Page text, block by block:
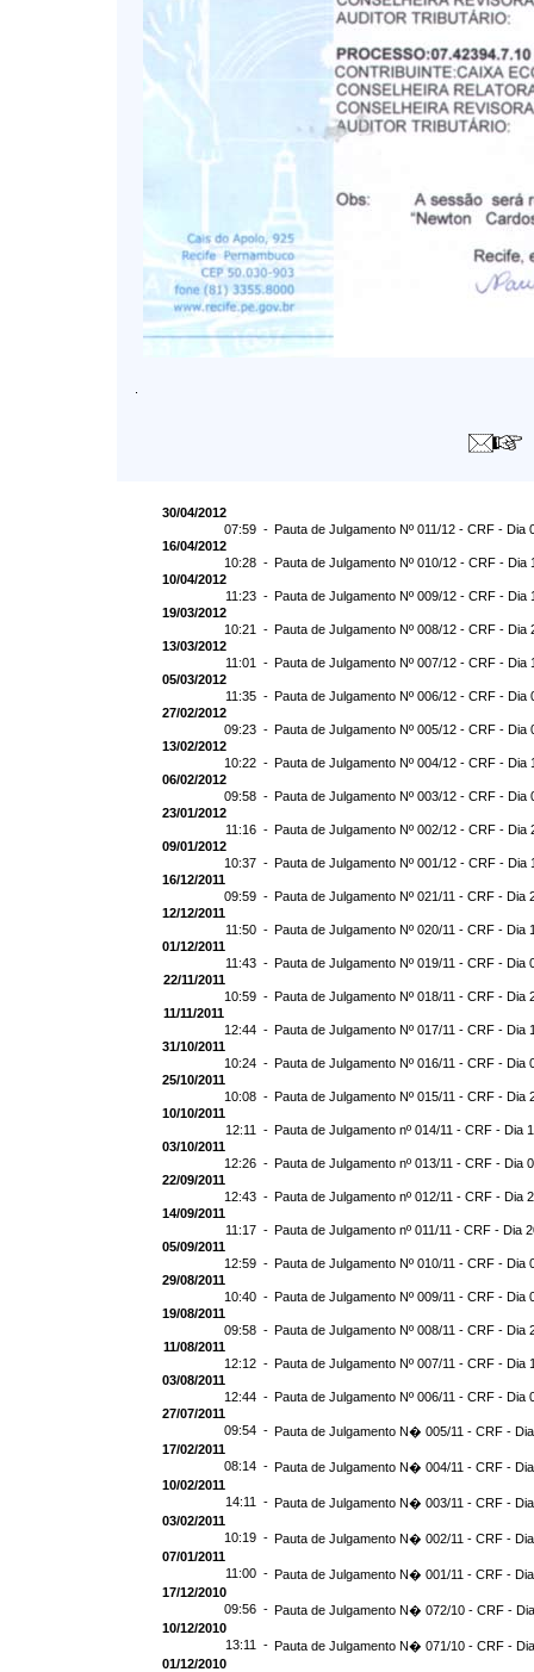
30/04/2012
07:59 - Pauta de Julgamento Nº 011/12 - CRF - Dia
16/04/2012
10:28 - Pauta de Julgamento Nº 010/12 - CRF - Dia
10/04/2012
11:23 - Pauta de Julgamento Nº 009/12 - CRF - Dia
19/03/2012
10:21 - Pauta de Julgamento Nº 008/12 - CRF - Dia
13/03/2012
11:01 - Pauta de Julgamento Nº 007/12 - CRF - Dia
05/03/2012
11:35 - Pauta de Julgamento Nº 006/12 - CRF - Dia
27/02/2012
09:23 - Pauta de Julgamento Nº 005/12 - CRF - Dia
13/02/2012
10:22 - Pauta de Julgamento Nº 004/12 - CRF - Dia
06/02/2012
09:58 - Pauta de Julgamento Nº 003/12 - CRF - Dia
23/01/2012
11:16 - Pauta de Julgamento Nº 002/12 - CRF - Dia
09/01/2012
10:37 - Pauta de Julgamento Nº 001/12 - CRF - Dia
16/12/2011
09:59 - Pauta de Julgamento Nº 021/11 - CRF - Dia
12/12/2011
11:50 - Pauta de Julgamento Nº 020/11 - CRF - Dia
01/12/2011
11:43 - Pauta de Julgamento Nº 019/11 - CRF - Dia
22/11/2011
10:59 - Pauta de Julgamento Nº 018/11 - CRF - Dia
11/11/2011
12:44 - Pauta de Julgamento Nº 017/11 - CRF - Dia
31/10/2011
10:24 - Pauta de Julgamento Nº 016/11 - CRF - Dia
25/10/2011
10:08 - Pauta de Julgamento Nº 015/11 - CRF - Dia
10/10/2011
12:11 - Pauta de Julgamento nº 014/11 - CRF - Dia
03/10/2011
12:26 - Pauta de Julgamento nº 013/11 - CRF - Dia
22/09/2011
12:43 - Pauta de Julgamento nº 012/11 - CRF - Dia
14/09/2011
11:17 - Pauta de Julgamento nº 011/11 - CRF - Dia
05/09/2011
12:59 - Pauta de Julgamento Nº 010/11 - CRF - Dia
29/08/2011
10:40 - Pauta de Julgamento Nº 009/11 - CRF - Dia
19/08/2011
09:58 - Pauta de Julgamento Nº 008/11 - CRF - Dia
11/08/2011
12:12 - Pauta de Julgamento Nº 007/11 - CRF - Dia
03/08/2011
12:44 - Pauta de Julgamento Nº 006/11 - CRF - Dia
27/07/2011
09:54 - Pauta de Julgamento N� 005/11 - CRF -
17/02/2011
08:14 - Pauta de Julgamento N� 004/11 - CRF -
10/02/2011
14:11 - Pauta de Julgamento N� 003/11 - CRF -
03/02/2011
10:19 - Pauta de Julgamento N� 002/11 - CRF -
07/01/2011
11:00 - Pauta de Julgamento N� 001/11 - CRF -
17/12/2010
09:56 - Pauta de Julgamento N� 072/10 - CRF -
10/12/2010
13:11 - Pauta de Julgamento N� 071/10 - CRF -
01/12/2010